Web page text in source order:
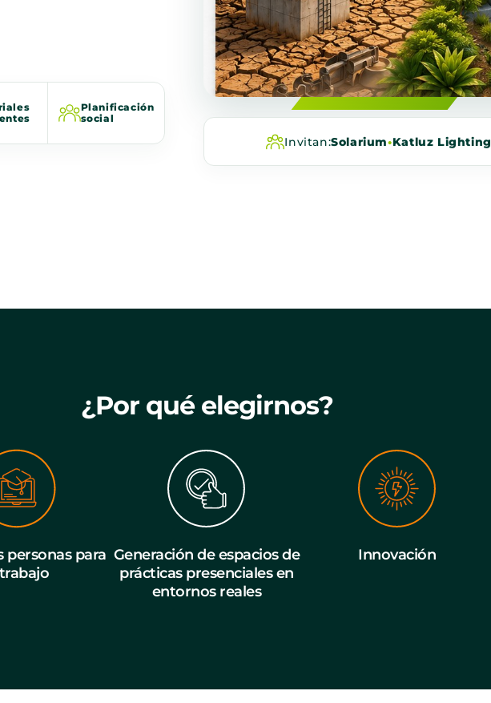
Planificación
social
Invitan:Solarium•Katluz Lighting
¿Por qué elegirnos?
personas para Generación de espacios de
prácticas presenciales en
entornos reales
Innovación